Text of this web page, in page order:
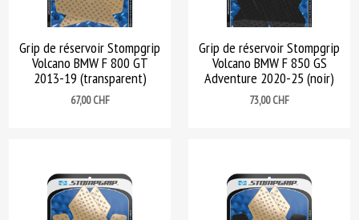
Grip de réservoir Stompgrip
Volcano BMW F 800 GT
2013-19 (transparent)
Prix
67,00 CHF
Grip de réservoir Stompgrip
Volcano BMW F 850 GS
Adventure 2020-25 (noir)
Prix
73,00 CHF